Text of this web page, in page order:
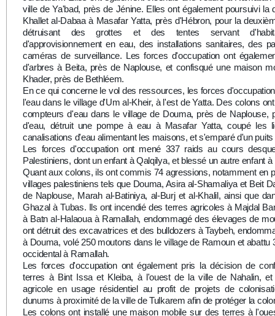
ville de Ya'bad, près de Jénine. Elles ont également poursuivi la
Khallet al-Dabaa à Masafar Yatta, près d'Hébron, pour la
détruisant des grottes et des tentes servant
d'approvisionnement en eau, des installations sanitaires, des
caméras de surveillance. Les forces d'occupation ont
d'arbres à Beita, près de Naplouse, et confisqué une maison
Khader, près de Bethléem.
En ce qui concerne le vol des ressources, les forces
l'eau dans le village d'Um al-Kheir, à l'est de Yatta. Des colons
compteurs d'eau dans le village de Douma, près de Naplouse,
d'eau, détruit une pompe à eau à Masafar Yatta, coupé les
canalisations d'eau alimentant les maisons, et s'emparé d'un
Les forces d'occupation ont mené 337 raids au cours
Palestiniens, dont un enfant à Qalqilya, et blessé un autre enfant
Quant aux colons, ils ont commis 74 agressions, notamment en
villages palestiniens tels que Douma, Asira al-Shamaliya et Beit
de Naplouse, Marah al-Batiniya, al-Burj et al-Khalil, ainsi que
Ghazal à Tubas. Ils ont incendié des terres agricoles à Majdal
à Batn al-Halaoua à Ramallah, endommagé des élevages de
ont détruit des excavatrices et des bulldozers à Taybeh,
à Douma, volé 250 moutons dans le village de Ramoun et abattu
occidental à Ramallah.
Les forces d'occupation ont également pris la décision de
terres à Bint Issa et Kleiba, à l'ouest de la ville de Nahalin,
agricole en usage résidentiel au profit de projets de
dunums à proximité de la ville de Tulkarem afin de protéger la
Les colons ont installé une maison mobile sur des terres à